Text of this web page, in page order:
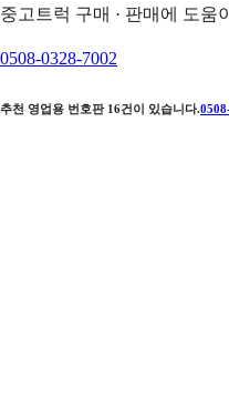
중고트럭 구매 · 판매에 도움
0508-0328-7002
추천 영업용 번호판 16건이 있습니다.